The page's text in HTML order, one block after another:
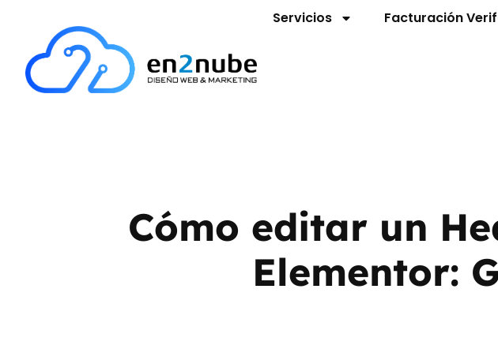
Servicios Facturación
Cómo editar un
Elementor: